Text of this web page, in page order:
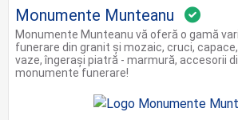
Monumente Munteanu
Monumente Munteanu vă oferă o gamă
funerare din granit şi mozaic, cruci,
vaze, îngeraşi piatră - marmură, accesorii
monumente funerare!